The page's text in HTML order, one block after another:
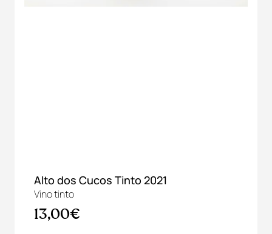
Alto dos Cucos Tinto 2021
Vino tinto
13,00€